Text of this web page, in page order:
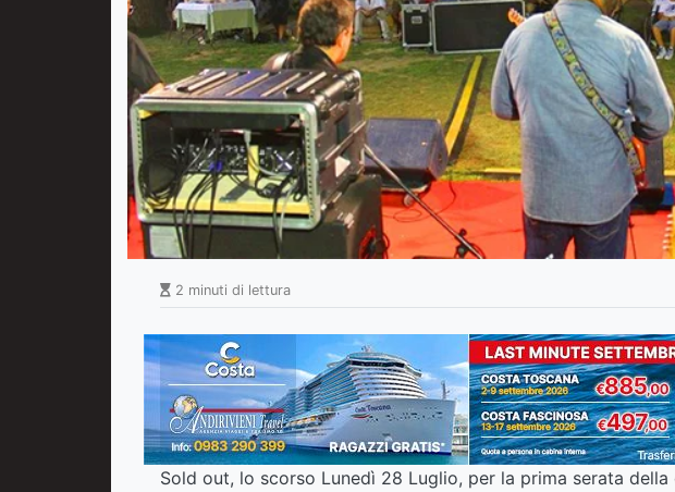
2 minuti di lettura
Sold out, lo scorso Lunedì 28 Luglio, per la prima serata